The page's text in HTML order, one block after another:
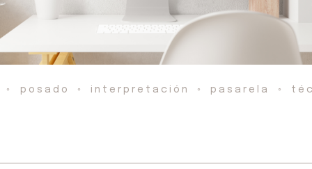
◦ posado ◦ interpretación ◦ pasarela ◦